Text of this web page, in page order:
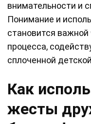
внимательности и
Понимание и
становится
процесса,
сплоченной
Как
жесты